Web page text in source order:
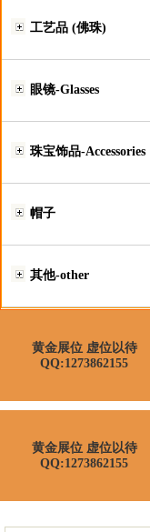
工艺品 (佛珠)
眼镜-Glasses
珠宝饰品-Accessories
帽子
其他-other
黄金展位 虚位以待
QQ:1273862155
黄金展位 虚位以待
QQ:1273862155